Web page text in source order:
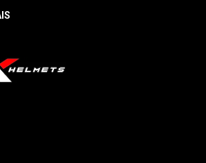
a alteração
e Privacidade